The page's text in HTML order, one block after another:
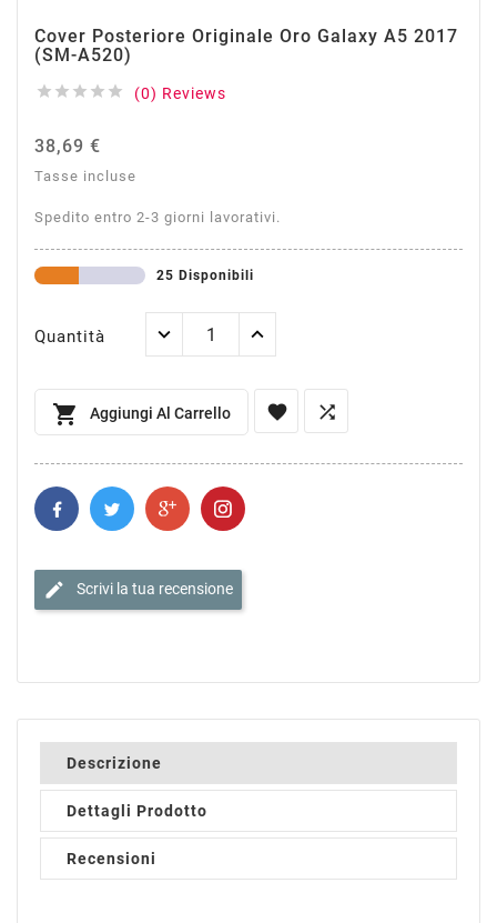
Cover Posteriore Originale Oro Galaxy A5 2017
(SM-A520)
     (0) Reviews
38,69 €
Tasse incluse
Spedito entro 2-3 giorni lavorativi.
25 Disponibili
Quantità
 Aggiungi Al Carrello  
edit Scrivi la tua recensione
Descrizione
Dettagli Prodotto
Recensioni